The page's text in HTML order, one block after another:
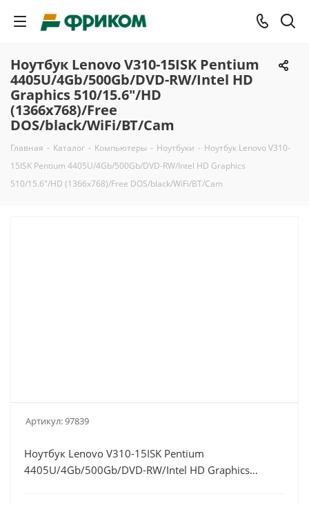
Ноутбук Lenovo V310-15ISK Pentium
4405U/4Gb/500Gb/DVD-RW/Intel HD
Graphics 510/15.6"/HD
(1366x768)/Free
DOS/black/WiFi/BT/Cam
Главная - Каталог - Компьютеры - Ноутбуки - Ноутбук Lenovo V310-
15ISK Pentium 4405U/4Gb/500Gb/DVD-RW/Intel HD Graphics
510/15.6"/HD (1366x768)/Free DOS/black/WiFi/BT/Cam
Артикул:97839
Ноутбук Lenovo V310-15ISK Pentium
4405U/4Gb/500Gb/DVD-RW/Intel HD Graphics